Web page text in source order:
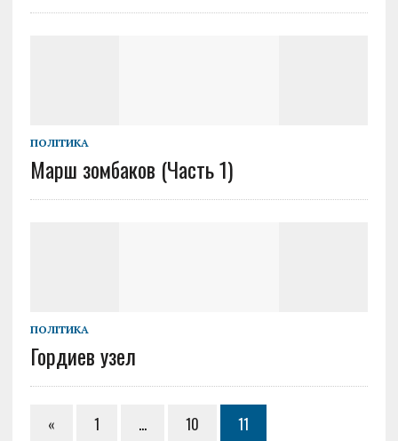
ПОЛІТИКА
Марш зомбаков (Часть 1)
ПОЛІТИКА
Гордиев узел
« 1 … 10 11